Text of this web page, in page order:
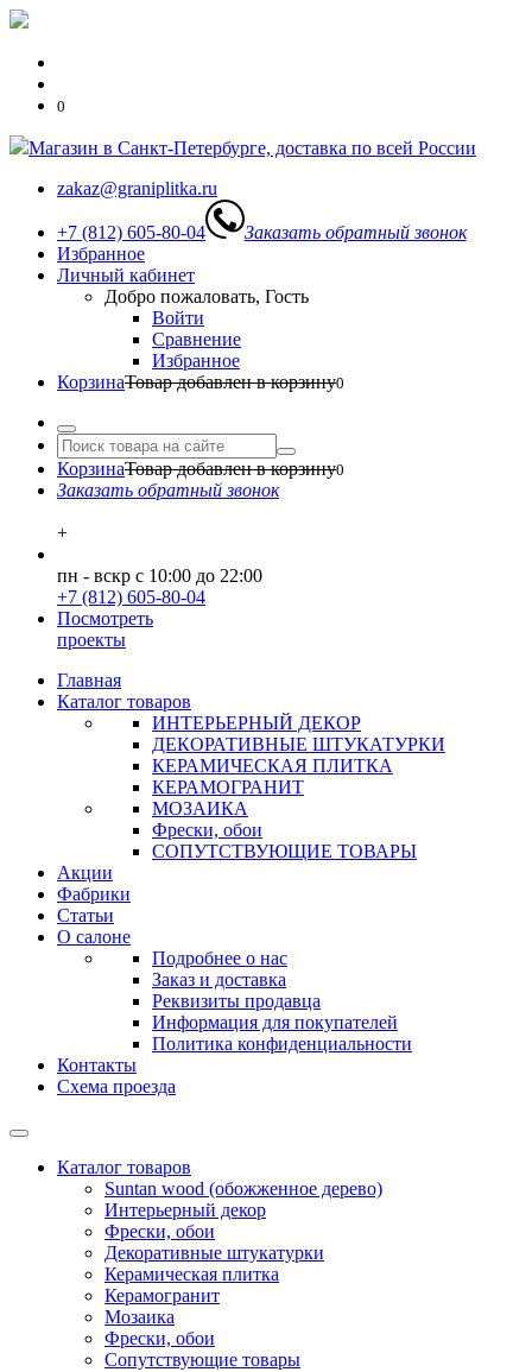
0
Магазин в Санкт-Петербурге, доставка по всей России
zakaz@graniplitka.ru
+7 (812) 605-80-04
Заказать обратный звонок
Избранное
Личный кабинет
Добро пожаловать, Гость
Войти
Сравнение
Избранное
КорзинаТовар добавлен в корзину0
КорзинаТовар добавлен в корзину0
Заказать обратный звонок
+
пн - вскр с 10:00 до 22:00
+7 (812) 605-80-04
Посмотреть
проекты
Главная
Каталог товаров
ИНТЕРЬЕРНЫЙ ДЕКОР
ДЕКОРАТИВНЫЕ ШТУКАТУРКИ
КЕРАМИЧЕСКАЯ ПЛИТКА
КЕРАМОГРАНИТ
МОЗАИКА
Фрески, обои
СОПУТСТВУЮЩИЕ ТОВАРЫ
Акции
Фабрики
Статьи
О салоне
Подробнее о нас
Заказ и доставка
Реквизиты продавца
Информация для покупателей
Политика конфиденциальности
Контакты
Схема проезда
Каталог товаров
Suntan wood (обожженное дерево)
Интерьерный декор
Фрески, обои
Декоративные штукатурки
Керамическая плитка
Керамогранит
Мозаика
Фрески, обои
Сопутствующие товары